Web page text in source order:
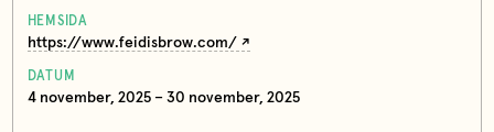
HEMSIDA
https://www.feidisbrow.com/
DATUM
4 november, 2025 – 30 november, 2025